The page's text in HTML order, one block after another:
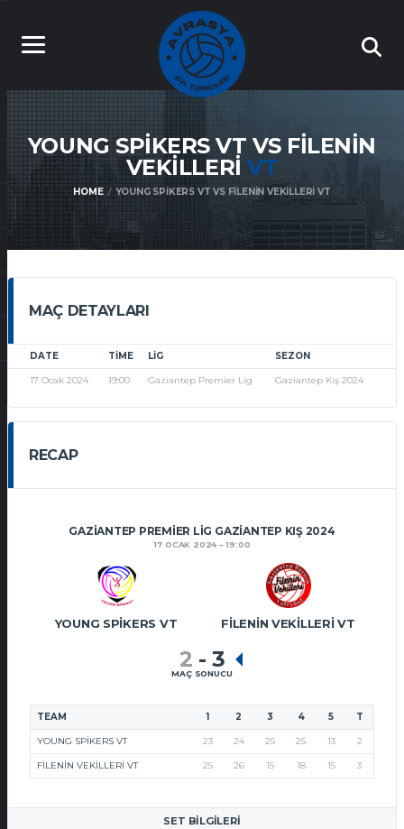
YOUNG SPIKERS VT VS FILENIN
VEKILLERIVT
HOME YOUNG SPIKERS VT VS FILENIN VEKILLERI VT
MAÇ DETAYLARI
DATE TIME LIG SEZON
17 Ocak 2024 19:00 Gaziantep Premier Lig Gaziantep Kış 2024
RECAP
GAZIANTEP PREMIER LIG GAZIANTEP KIŞ 2024
17 OCAK 2024 19:00
YOUNG SPIKERS VT FILENIN VEKILLERI VT
2 - 3
MAÇ SONUCU
TEAM 1 2 3 4 5 T
YOUNG SPIKERS VT 23 24 25 25 13 2
FILENIN VEKILLERI VT 25 26 15 18 15 3
SET BILGILERI